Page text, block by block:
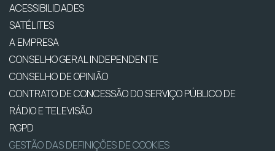
ACESSIBILIDADES
SATÉLITES
A EMPRESA
CONSELHO GERAL INDEPENDENTE
CONSELHO DE OPINIÃO
CONTRATO DE CONCESSÃO DO SERVIÇO PÚBLICO DE
RÁDIO E TELEVISÃO
RGPD
GESTÃO DAS DEFINIÇÕES DE COOKIES